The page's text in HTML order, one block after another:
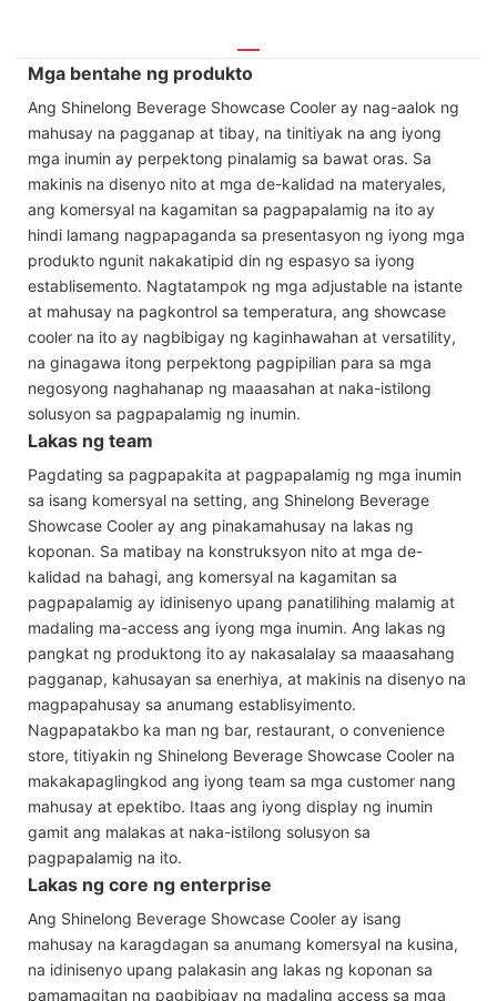
Mga bentahe ng produkto
Ang Shinelong Beverage Showcase Cooler ay nag-aalok ng
mahusay na pagganap at tibay, na tinitiyak na ang iyong
mga inumin ay perpektong pinalamig sa bawat oras. Sa
makinis na disenyo nito at mga de-kalidad na materyales,
ang komersyal na kagamitan sa pagpapalamig na ito ay
hindi lamang nagpapaganda sa presentasyon ng iyong mga
produkto ngunit nakakatipid din ng espasyo sa iyong
establisemento. Nagtatampok ng mga adjustable na istante
at mahusay na pagkontrol sa temperatura, ang showcase
cooler na ito ay nagbibigay ng kaginhawahan at versatility,
na ginagawa itong perpektong pagpipilian para sa mga
negosyong naghahanap ng maaasahan at naka-istilong
solusyon sa pagpapalamig ng inumin.
Lakas ng team
Pagdating sa pagpapakita at pagpapalamig ng mga inumin
sa isang komersyal na setting, ang Shinelong Beverage
Showcase Cooler ay ang pinakamahusay na lakas ng
koponan. Sa matibay na konstruksyon nito at mga de-
kalidad na bahagi, ang komersyal na kagamitan sa
pagpapalamig ay idinisenyo upang panatilihing malamig at
madaling ma-access ang iyong mga inumin. Ang lakas ng
pangkat ng produktong ito ay nakasalalay sa maaasahang
pagganap, kahusayan sa enerhiya, at makinis na disenyo na
magpapahusay sa anumang establisyimento.
Nagpapatakbo ka man ng bar, restaurant, o convenience
store, titiyakin ng Shinelong Beverage Showcase Cooler na
makakapaglingkod ang iyong team sa mga customer nang
mahusay at epektibo. Itaas ang iyong display ng inumin
gamit ang malakas at naka-istilong solusyon sa
pagpapalamig na ito.
Lakas ng core ng enterprise
Ang Shinelong Beverage Showcase Cooler ay isang
mahusay na karagdagan sa anumang komersyal na kusina,
na idinisenyo upang palakasin ang lakas ng koponan sa
pamamagitan ng pagbibigay ng madaling access sa mga